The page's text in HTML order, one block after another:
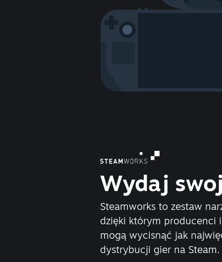
Wydaj
Steamworks to zestaw
dzięki którym producenci
mogą wycisnąć jak
dystrybucji gier na Steam.